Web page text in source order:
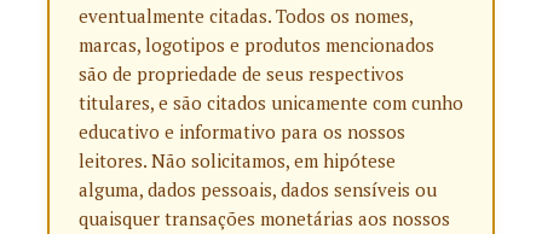
eventualmente citadas. Todos os nomes,
marcas, logotipos e produtos mencionados
são de propriedade de seus respectivos
titulares, e são citados unicamente com cunho
educativo e informativo para os nossos
leitores. Não solicitamos, em hipótese
alguma, dados pessoais, dados sensíveis ou
quaisquer transações monetárias aos nossos